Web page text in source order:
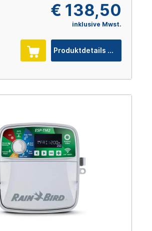
€ 138,50
inklusive Mwst.
Produktdetails